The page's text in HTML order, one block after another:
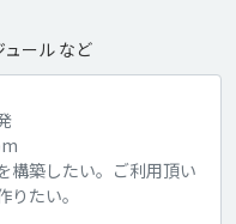
ール など